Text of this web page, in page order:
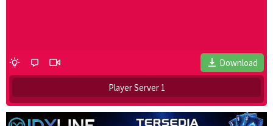
Download
Player Server 1